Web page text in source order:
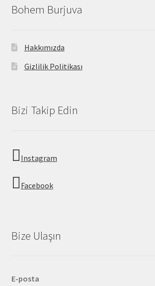
Bohem Burjuva
Hakkımızda
Gizlilik Politikası
Bizi Takip Edin
Instagram
Facebook
Bize Ulaşın
E-posta